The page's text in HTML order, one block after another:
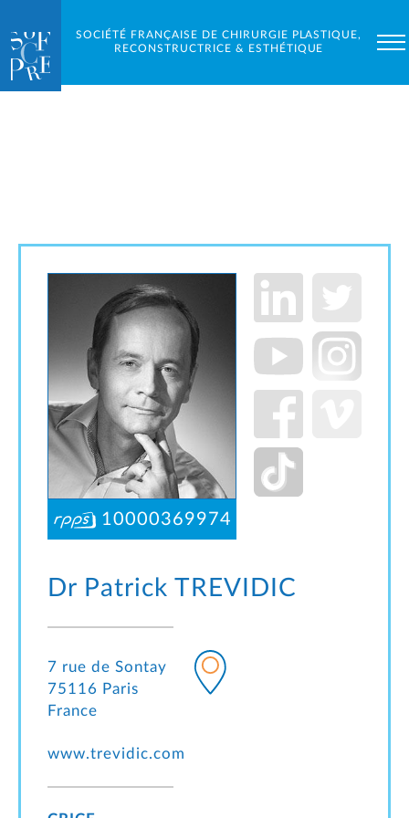
SOCIÉTÉ FRANÇAISE DE CHIRURGIE PLASTIQUE,
RECONSTRUCTRICE & ESTHÉTIQUE
10000369974
Dr PatrickTREVIDIC
7 rue de Sontay
75116 Paris
France
www.trevidic.com